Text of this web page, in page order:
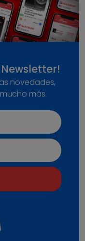
novedades,
más.